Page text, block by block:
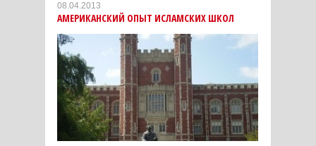
08.04.2013
АМЕРИКАНСКИЙ ОПЫТ ИСЛАМСКИХ ШКОЛ